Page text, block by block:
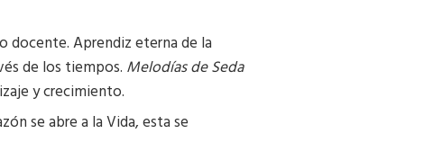
docente. Aprendiz eterna de la
de los tiempos. Melodías de Seda
y crecimiento.
se abre a la Vida, esta se